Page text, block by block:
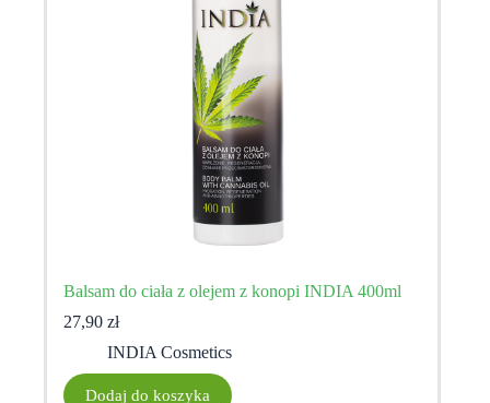
Balsam do ciała z olejem z konopi INDIA 400ml
27,90 zł
INDIA Cosmetics
Dodaj do koszyka